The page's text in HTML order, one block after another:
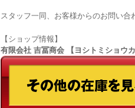
スタッフ一同、お客様からのお問い合
【ショップ情報】
有限会社 吉冨商会 【ヨシトミショ